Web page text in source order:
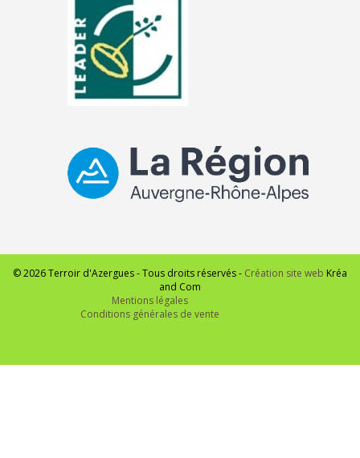
© 2026 Terroir d'Azergues - Tous droits réservés - Création site web Kréa
and Com
Mentions légales
Conditions générales de vente